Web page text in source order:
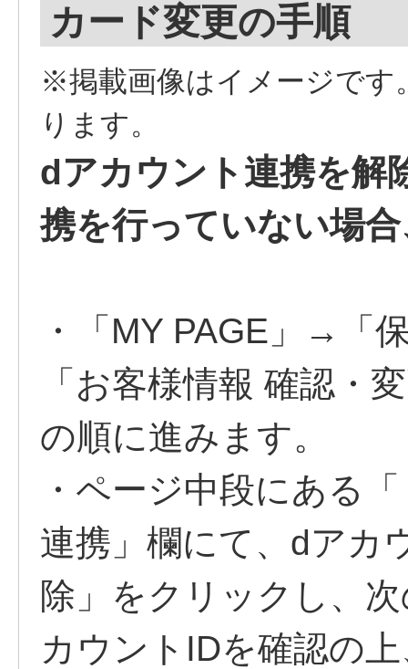
カード変更の手順
※掲載画像はイメージです
ります。
dアカウント連携を解
携を行っていない場
・「MY PAGE」→「
「お客様情報 確認・
の順に進みます。
・ページ中段にある
連携」欄にて、dアカ
除」をクリックし、
カウントIDを確認の